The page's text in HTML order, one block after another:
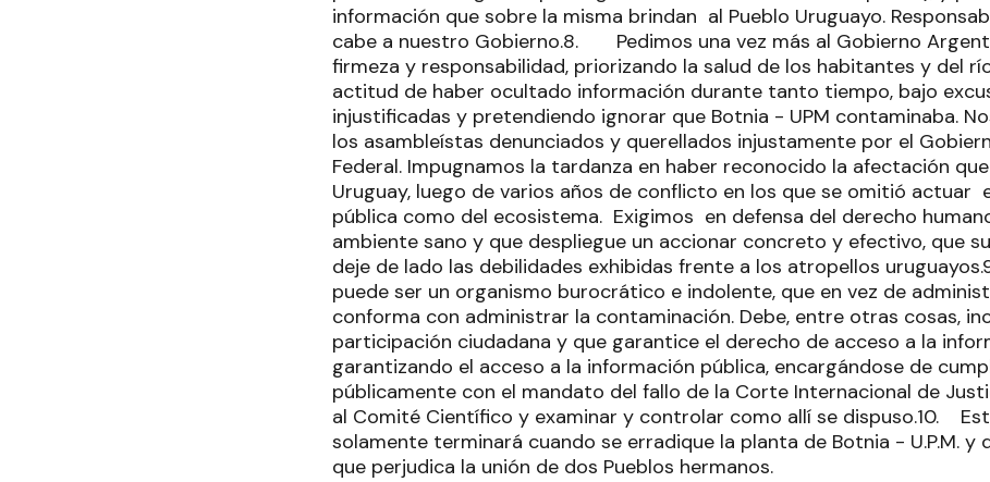
información que sobre la misma brindan al Pueblo Uruguayo.
cabe a nuestro Gobierno.8. Pedimos una vez más al Gobierno
firmeza y responsabilidad, priorizando la salud de los habitantes y del
actitud de haber ocultado información durante tanto tiempo, bajo
injustificadas y pretendiendo ignorar que Botnia - UPM contaminaba.
los asambleístas denunciados y querellados injustamente por el
Federal. Impugnamos la tardanza en haber reconocido la afectación
Uruguay, luego de varios años de conflicto en los que se omitió actuar
pública como del ecosistema. Exigimos en defensa del derecho
ambiente sano y que despliegue un accionar concreto y efectivo, que
deje de lado las debilidades exhibidas frente a los atropellos
puede ser un organismo burocrático e indolente, que en vez de
conforma con administrar la contaminación. Debe, entre otras cosas,
participación ciudadana y que garantice el derecho de acceso a la
garantizando el acceso a la información pública, encargándose de
públicamente con el mandato del fallo de la Corte Internacional de
al Comité Científico y examinar y controlar como allí se dispuso.10.
solamente terminará cuando se erradique la planta de Botnia - U.P.M. y
que perjudica la unión de dos Pueblos hermanos.